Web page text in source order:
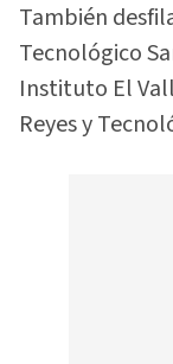
También
Tecnológico
Instituto El
Reyes y